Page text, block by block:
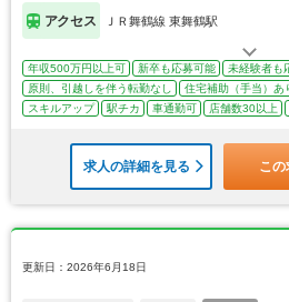
アクセス ＪＲ舞鶴線 東舞鶴駅
年収500万円以上可 新卒も応募可能
未経験者も
原則、引越しを伴う転勤なし
住宅補助（手当）あ
スキルアップ
駅チカ 車通勤可 店舗数30以上
求人の詳細を見る この
更新日：2026年6月18日